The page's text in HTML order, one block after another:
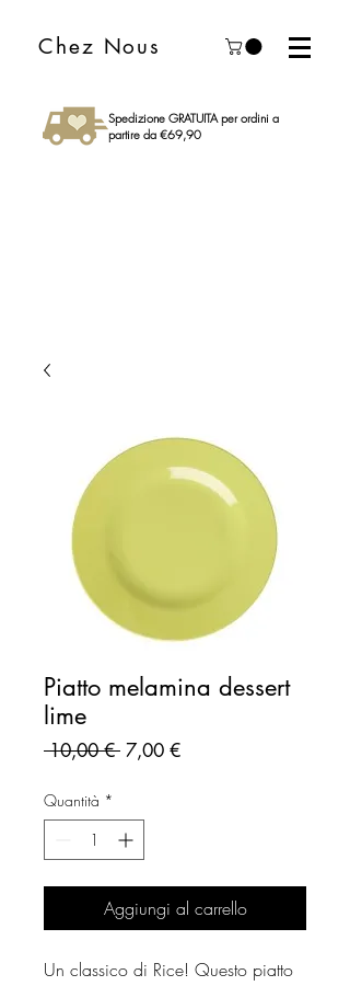
Chez Nous
Spedizione GRATUITA per ordini a
partire da €69,90
Piatto melamina dessert
lime
10,00 € Prezzo
7,00 €Prezzo
Quantità *
Aggiungi al carrello
Un classico di Rice! Questo piatto